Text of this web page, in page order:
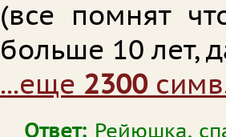
(все помнят
больше 10 лет,
...еще 2300
Ответ: Рейюшка,